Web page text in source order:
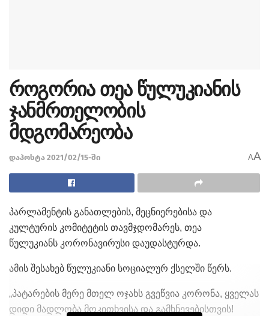
როგორია თეა წულუკიანის
ჯანმრთელობის
მდგომარეობა
დაპოსტა 2021/02/15-ში AA
პარლამენტის განათლების, მეცნიერებისა და
კულტურის კომიტეტის თავმჯდომარეს, თეა
წულუკიანს კორონავირუსი დაუდასტურდა.
ამის შესახებ წულუკიანი სოციალურ ქსელში წერს.
„პატარების მერე მთელ ოჯახს გვეწვია კორონა, ყველას
დიდი მადლობა მოკითხვისა და გამხნევებისთვის!